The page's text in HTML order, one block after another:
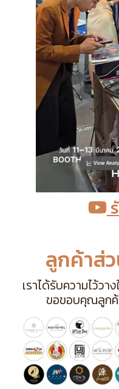
ลูกค้าส่
เราได้รับความไว้ว
ขอขอบคุณลูกค้